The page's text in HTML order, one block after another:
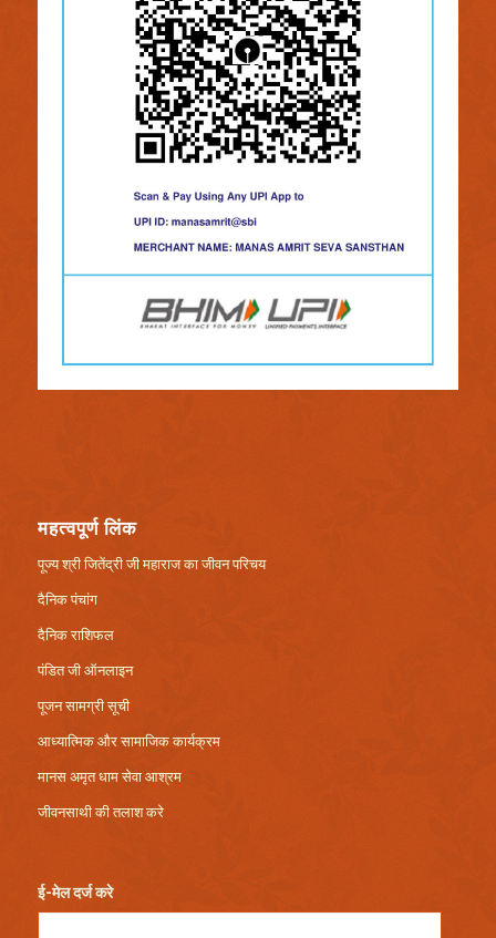
महत्वपूर्ण लिंक
पूज्य श्री जितेंद्री जी महाराज का जीवन परिचय
दैनिक पंचांग
दैनिक राशिफल
पंडित जी ऑनलाइन
पूजन सामग्री सूची
आध्यात्मिक और सामाजिक कार्यक्रम
मानस अमृत धाम सेवा आश्रम
जीवनसाथी की तलाश करे
ई-मेल दर्ज करे